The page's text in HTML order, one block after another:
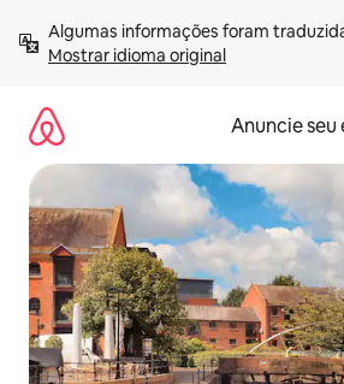
para
Mostrar idioma original
Anuncie